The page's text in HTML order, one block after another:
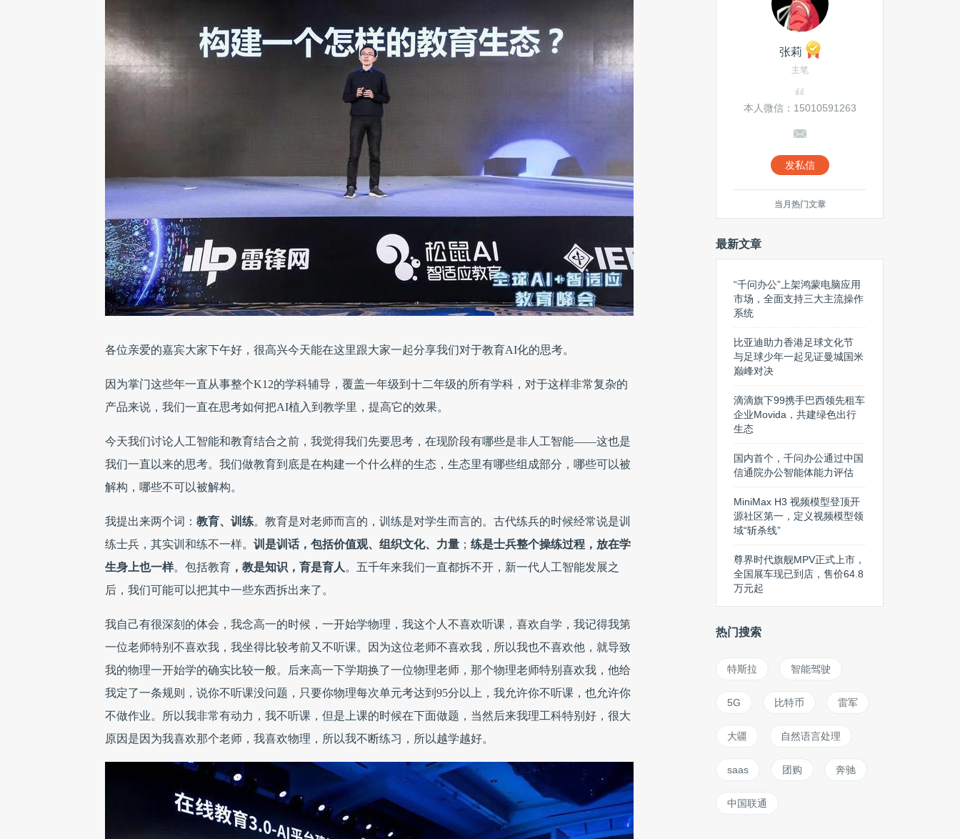
各位亲爱的嘉宾大家下午好，很高兴今天能在这里跟大家一起分享我们对于教育AI化的思考。
因为掌门这些年一直从事整个K12的学科辅导，覆盖一年级到十二年级的所有学科，对于这样非常复杂的
产品来说，我们一直在思考如何把AI植入到教学里，提高它的效果。
今天我们讨论人工智能和教育结合之前，我觉得我们先要思考，在现阶段有哪些是非人工智能——这也是
我们一直以来的思考。我们做教育到底是在构建一个什么样的生态，生态里有哪些组成部分，哪些可以被
解构，哪些不可以被解构。
我提出来两个词： 教育、训练。教育是对老师而言的，训练是对学生而言的。古代练兵的时候经常说是训
练士兵，其实训和练不一样。 训是训话，包括价值观、组织文化、力量 ； 练是士兵整个操练过程，放在学
生身上也一样。包括教育 ，教是知识，育是育人 。五千年来我们一直都拆不开，新一代人工智能发展之
后，我们可能可以把其中一些东西拆出来了。
我自己有很深刻的体会，我念高一的时候，一开始学物理，我这个人不喜欢听课，喜欢自学，我记得我第
一位老师特别不喜欢我，我坐得比较考前又不听课。因为这位老师不喜欢我，所以我也不喜欢他，就导致
我的物理一开始学的确实比较一般。后来高一下学期换了一位物理老师，那个物理老师特别喜欢我，他给
我定了一条规则，说你不听课没问题，只要你物理每次单元考达到95分以上，我允许你不听课，也允许你
不做作业。所以我非常有动力，我不听课，但是上课的时候在下面做题，当然后来我理工科特别好，很大
原因是因为我喜欢那个老师，我喜欢物理，所以我不断练习，所以越学越好。
张莉
主笔
本人微信：15010591263
发私信
当月热门文章
最新文章
“千问办公”上架鸿蒙电脑应用
市场，全面支持三大主流操作
系统
比亚迪助力香港足球文化节
与足球少年一起见证曼城国米
巅峰对决
滴滴旗下99携手巴西领先租车
企业Movida，共建绿色出行
生态
国内首个，千问办公通过中国
信通院办公智能体能力评估
MiniMax H3 视频模型登顶开
源社区第一，定义视频模型领
域“斩杀线”
尊界时代旗舰MPV正式上市，
全国展车现已到店，售价64.8
万元起
热门搜索
特斯拉 智能驾驶
5G 比特币 雷军
大疆 自然语言处理
saas 团购 奔驰
中国联通